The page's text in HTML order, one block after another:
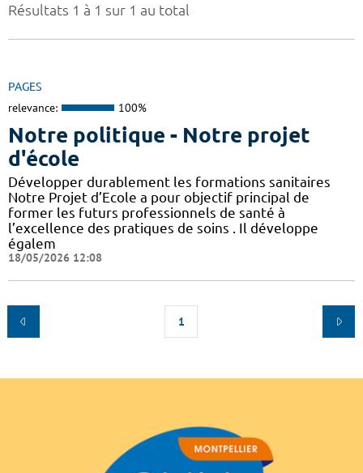
Résultats 1 à 1 sur 1 au total
PAGES
relevance: 100%
Notre politique - Notre projet
d'école
Développer durablement les formations sanitaires
Notre Projet d’Ecole a pour objectif principal de
former les futurs professionnels de santé à
l’excellence des pratiques de soins . Il développe
égalem
18/05/2026 12:08
1